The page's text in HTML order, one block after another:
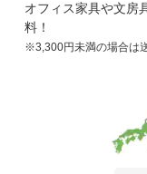
オフィス家具や文房
料！
※3,300円未満の場合は